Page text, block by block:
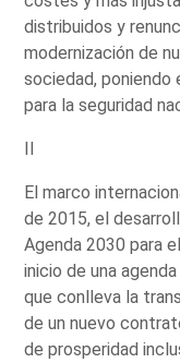
distribuidos y
modernización de
sociedad,
para la seguridad
II
El marco
de 2015, el
Agenda 2030 para
inicio de una
que conlleva la
de un nuevo
de prosperidad